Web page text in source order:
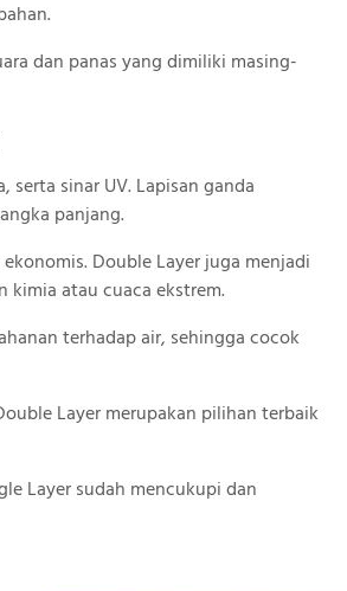
dan panas yang dimiliki masing-
serta sinar UV. Lapisan ganda
panjang.
Double Layer juga menjadi
kimia atau cuaca ekstrem.
terhadap air, sehingga cocok
Layer merupakan pilihan terbaik
Layer sudah mencukupi dan